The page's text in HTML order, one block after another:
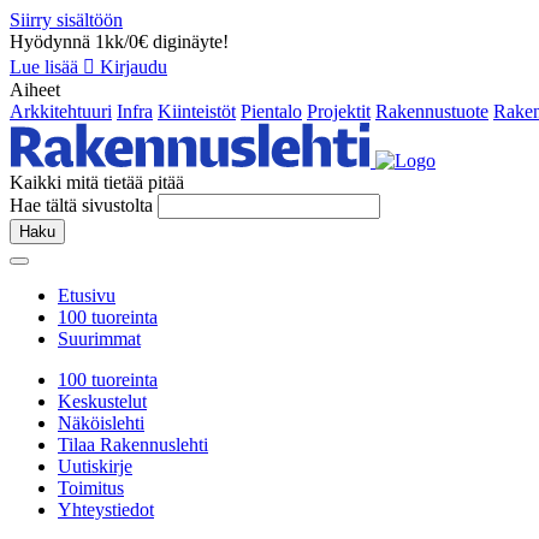
Siirry sisältöön
Hyödynnä 1kk/0€ diginäyte!
Lue lisää
Kirjaudu
Aiheet
Arkkitehtuuri Infra Kiinteistöt Pientalo Projektit Rakennustuote
Kaikki mitä tietää pitää
Hae tältä sivustolta
Haku
Etusivu
100 tuoreinta
Suurimmat
100 tuoreinta
Keskustelut
Näköislehti
Tilaa Rakennuslehti
Uutiskirje
Toimitus
Yhteystiedot